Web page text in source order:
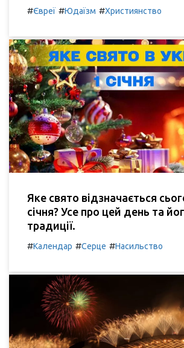
#Євреї #Юдаїзм #Християнство
Яке свято відзначається
січня? Усе про цей день та
традиції.
#Календар #Серце #Насильство